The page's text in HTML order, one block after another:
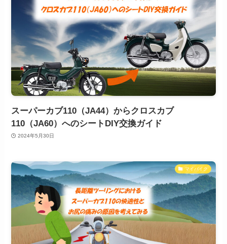
スーパーカブ110（JA44）からクロスカブ
110（JA60）へのシートDIY交換ガイド
2024年5月30日
マイバイク